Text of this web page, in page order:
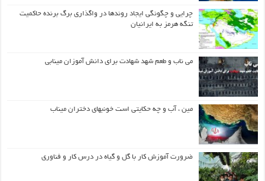
چرایی و چگونگی ایجاد روندها در واگذاری برگ برنده حاکمیت
تنگه هرمز به ایرانیان
می ناب و طعم شهد شهادت برای دانش آموزان مینابی
مین ، آب و چه حکایتی است خونبهای دختران میناب
ضرورت آموزش کار با گل و گیاه در درس کار و فناوری